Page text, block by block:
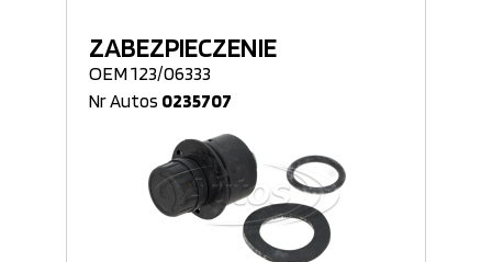
ZABEZPIECZENIE
OEM 123/06333
Nr Autos 0235707